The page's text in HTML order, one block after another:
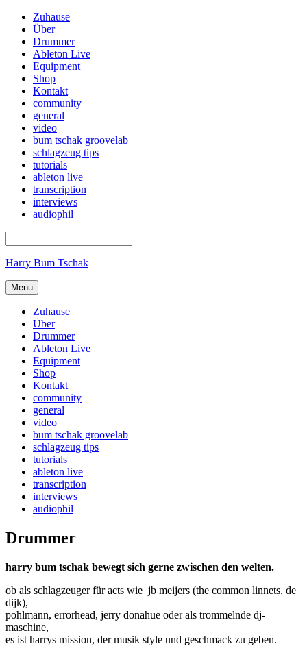
Zuhause
Über
Drummer
Ableton Live
Equipment
Shop
Kontakt
community
general
video
bum tschak groovelab
schlagzeug tips
tutorials
ableton live
transcription
interviews
audiophil
Harry Bum Tschak
Menu
Zuhause
Über
Drummer
Ableton Live
Equipment
Shop
Kontakt
community
general
video
bum tschak groovelab
schlagzeug tips
tutorials
ableton live
transcription
interviews
audiophil
Drummer
harry bum tschak bewegt sich gerne zwischen den welten.
ob als schlagzeuger für acts wie jb meijers (the common linnets, de
dijk),
pohlmann, errorhead, jerry donahue oder als trommelnde dj-
maschine,
es ist harrys mission, der musik style und geschmack zu geben.